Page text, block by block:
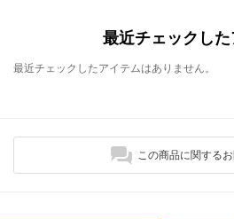
最近チェックし
最近チェックしたアイテムはありません。
この商品に関する